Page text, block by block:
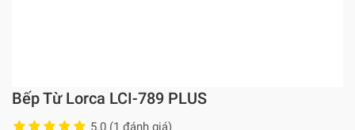
Bếp Từ Lorca LCI-789 PLUS
5.0 (1 đánh giá)